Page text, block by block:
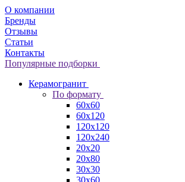
О компании
Бренды
Отзывы
Статьи
Контакты
Популярные подборки
Керамогранит
По формату
60x60
60x120
120x120
120x240
20x20
20x80
30x30
30x60